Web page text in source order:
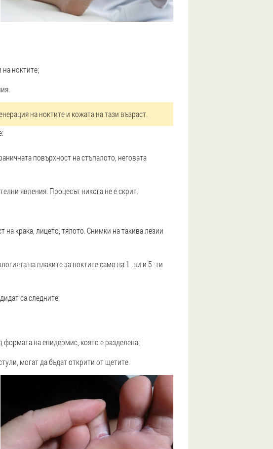
на ноктите;
на ноктите и кожата на тази възраст.
повърхност на стъпалото, неговата
явления. Процесът никога не е скрит.
на крака, лицето, тялото. Снимки на такива лезии
на плаките за ноктите само на 1 -ви и 5 -ти
са следните:
формата на епидермис, която е разделена;
могат да бъдат открити от щетите.